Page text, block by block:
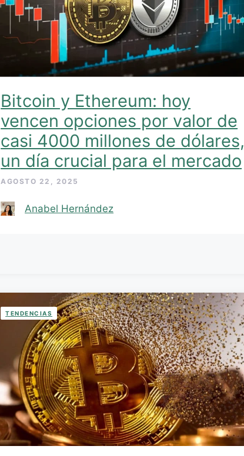
Bitcoin y Ethereum: hoy
vencen opciones por valor de
casi 4000 millones de dólares,
un día crucial para el mercado
AGOSTO 22, 2025
Anabel Hernández
TENDENCIAS